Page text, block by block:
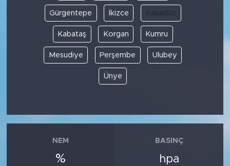
Gürgentepe İkizce Kabadüz
Kabataş Korgan Kumru
Mesudiye Perşembe Ulubey
Ünye
NEM
%
BASINÇ
hpa